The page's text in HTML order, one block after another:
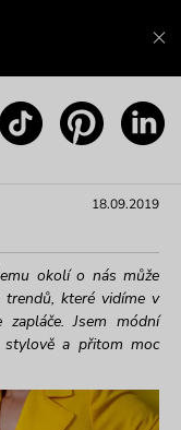
18.09.2019
okolí o nás může
které vidíme v
Jsem módní
a přitom moc